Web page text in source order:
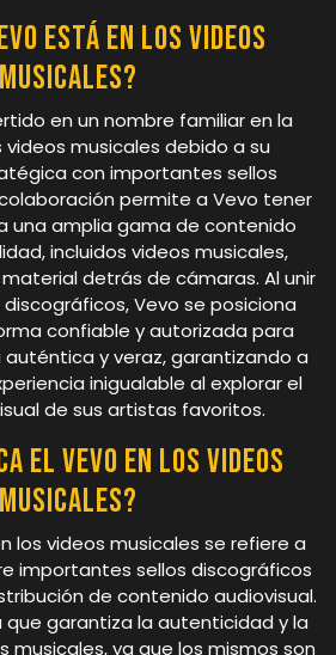
está en los videos
musicales?
en un nombre familiar en la
videos musicales debido a su
con importantes sellos
permite a Vevo tener
una amplia gama de contenido
incluidos videos musicales,
detrás de cámaras. Al unir
Vevo se posiciona
confiable y autorizada para
y veraz, garantizando a
inigualable al explorar el
de sus artistas favoritos.
el Vevo en los videos
musicales?
los videos musicales se refiere a
importantes sellos discográficos
de contenido audiovisual.
que garantiza la autenticidad y la
musicales, ya que los mismos son